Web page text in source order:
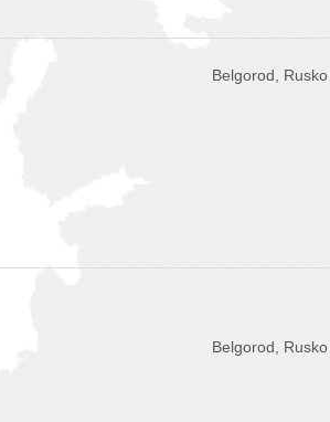
Belgorod, Rusko
Belgorod, Rusko